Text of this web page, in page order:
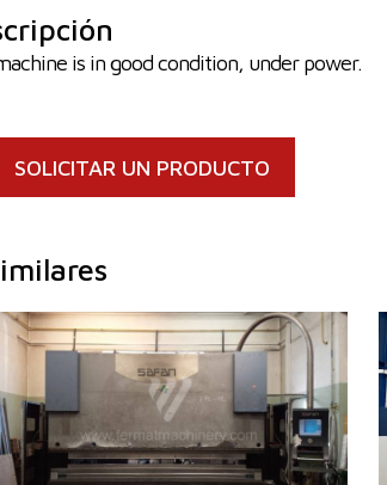
is in good condition, under power.
SOLICITAR UN PRODUCTO
Año de fabricación:
2002
Sistema de control
Sí
Fuerza de presión
120 t
Longitud de plegado
3100 mm
Número de ejes accionados
Compensación del
movimiento bajo
Sí